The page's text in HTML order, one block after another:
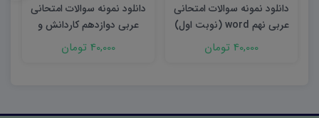
دانلود نمونه سوالات امتحانی
عربی نهم word (نوبت اول)
۱۴۰۲40,000 تومان
دانلود نمونه سوالات امتحانی
عربی دوازدهم کاردانش و
40,000 تومان